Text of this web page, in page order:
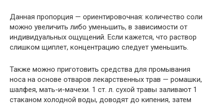
Данная пропорция — ориентировочная: количество соли
можно увеличить либо уменьшить, в зависимости от
индивидуальных ощущений. Если кажется, что раствор
слишком щиплет, концентрацию следует уменьшить.
Также можно приготовить средства для промывания
носа на основе отваров лекарственных трав — ромашки,
шалфея, мать-и-мачехи. 1 ст. л. сухой травы заливают 1
стаканом холодной воды, доводят до кипения, затем